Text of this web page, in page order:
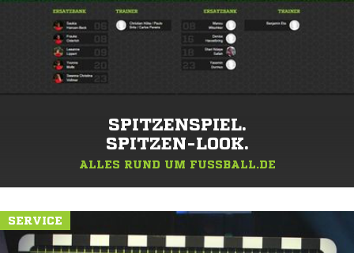
SPITZENSPIEL.
SPITZEN-LOOK.
ALLES RUND UM FUSSBALL.DE
SERVICE